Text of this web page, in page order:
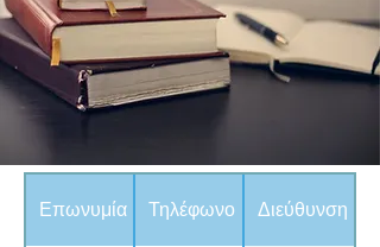
Επωνυμία Τηλέφωνο Διεύθυνση